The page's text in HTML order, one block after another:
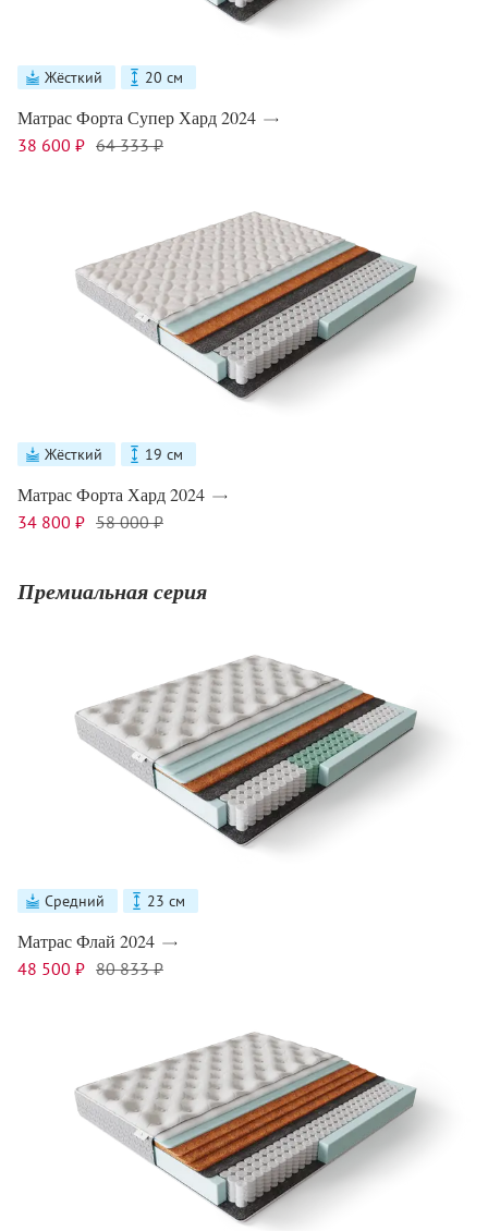
Жёсткий 20 см
Матрас Форта Супер Хард 2024
38 600 ₽ 64 333 ₽
Жёсткий 19 см
Матрас Форта Хард 2024
34 800 ₽ 58 000 ₽
Премиальная серия
Средний 23 см
Матрас Флай 2024
48 500 ₽ 80 833 ₽